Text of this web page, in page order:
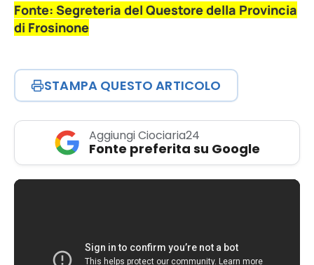
Fonte: Segreteria del Questore della Provincia
di Frosinone
STAMPA QUESTO ARTICOLO
Aggiungi Ciociaria24
Fonte preferita su Google